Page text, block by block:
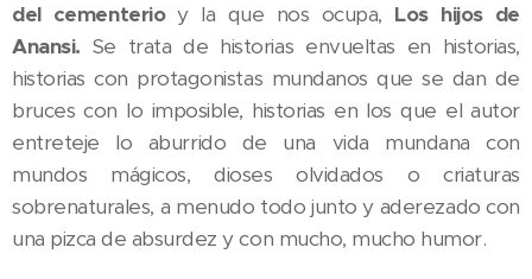
del cementerioy la que nos ocupa, Los hijos de
Anansi. Se trata de historias envueltas en historias,
historias con protagonistas mundanos que se dan de
bruces con lo imposible, historias en los que el autor
entreteje lo aburrido de una vida mundana con
mundos mágicos, dioses olvidados o criaturas
sobrenaturales, a menudo todo junto y aderezado con
una pizca de absurdez y con mucho, mucho humor.